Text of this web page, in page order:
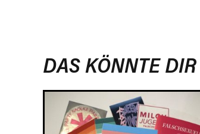
DAS KÖNNTE